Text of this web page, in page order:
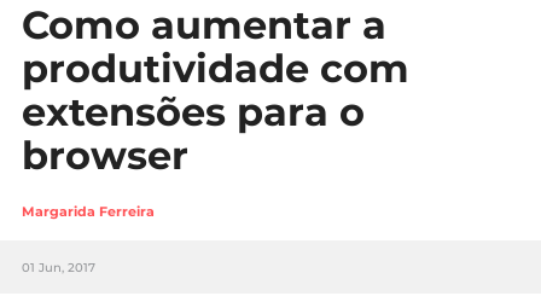
Carreira
Casa
Lifestyle
Sociedade
Tecnologia
Como aumentar a
produtividade com
extensões para o
browser
Margarida Ferreira
01 Jun, 2017